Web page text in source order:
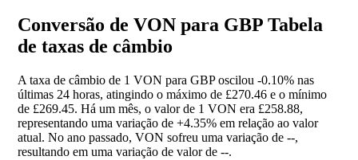
Conversão de VON para GBP Tabela
de taxas de câmbio
A taxa de câmbio de 1 VON para GBP oscilou -0.10% nas
últimas 24 horas, atingindo o máximo de £270.46 e o mínimo
de £269.45. Há um mês, o valor de 1 VON era £258.88,
representando uma variação de +4.35% em relação ao valor
atual. No ano passado, VON sofreu uma variação de --,
resultando em uma variação de valor de --.